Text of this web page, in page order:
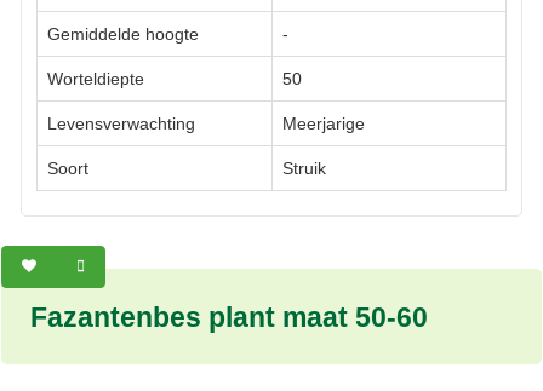
Gemiddelde hoogte -
Worteldiepte 50
Levensverwachting Meerjarige
Soort Struik
Fazantenbes plant maat 50-60